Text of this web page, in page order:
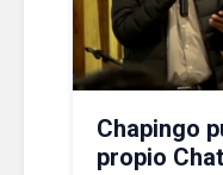
Chapingo
propio